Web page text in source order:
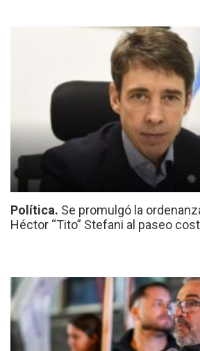
Política. Se promulgó la
Héctor “Tito” Stefani al paseo